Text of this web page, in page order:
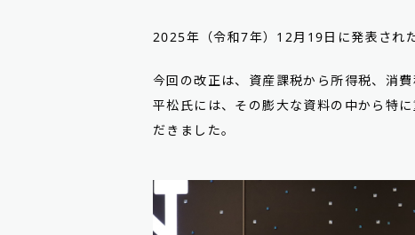
2025年（令和7年）12月19日に発表され
今回の改正は、資産課税から所得税、消費
平松氏には、その膨大な資料の中から特
だきました。